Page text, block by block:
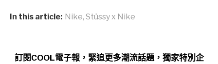
In this article: Nike, Stüssy x Nike
訂閱COOL電子報，緊追更多潮流話題，獨家特別企